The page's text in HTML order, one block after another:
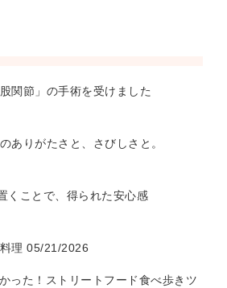
関節」の手術を受けました
ありがたさと、さびしさと。
くことで、得られた安心感
理 05/21/2026
った！ストリートフード食べ歩きツ